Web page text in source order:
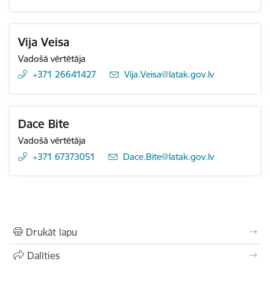
Vija Veisa
Vadošā vērtētāja
+371 26641427
E-pasts:
Vija.Veisa@latak.gov.lv
Dace Bite
Vadošā vērtētāja
+371 67373051
E-pasts:
Dace.Bite@latak.gov.lv
Drukāt lapu
Dalīties